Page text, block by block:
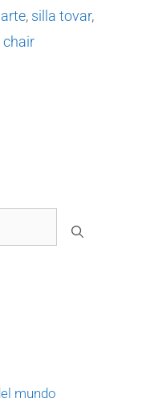
, silla tovar,
chair
mundo